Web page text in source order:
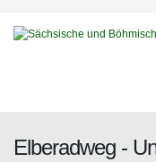
Elberadweg -